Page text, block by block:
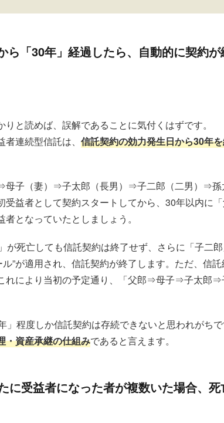
「30年」経過したら、自動的に契約が
と読めば、誤解であることに気付くはずです。
連続型信託は、 信託契約の効力発生日から30年
母子（妻）⇒子太郎（長男）⇒子二郎（二男）⇒孫
受益者として契約スタートしてから、30年以内に
となっていたとしましょう。
が死亡しても信託契約は終了せず、さらに「子二
”が適用され、信託契約が終了します。ただ、信
れにより当初の予定通り、「父郎⇒母子⇒子太郎
程度しか信託契約は存続できないと思われがちで
・資産承継の仕組みであると言えます。
に受益者になった者が複数いた場合、